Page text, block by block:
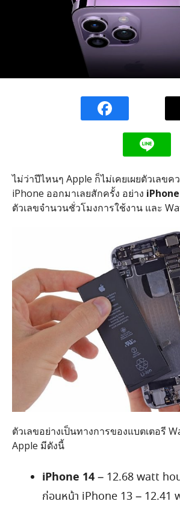
ไม่ว่าปีไหนๆ Apple ก็ไม่เคยเผยตัวเลขค
iPhone ออกมาเลยสักครั้ง อย่าง
ตัวเลขจำนวนชั่วโมงการใช้งาน และ
ตัวเลขอย่างเป็นทางการของแบตเตอรี
Apple มีดังนี้
iPhone 14– 12.68 watt
ก่อนหน้า iPhone 13 – 12.41